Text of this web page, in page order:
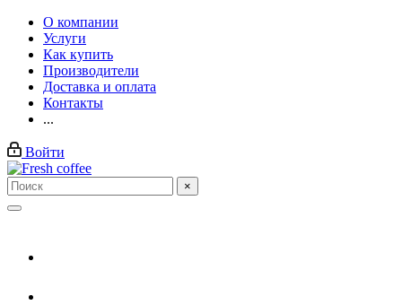
О компании
Услуги
Как купить
Производители
Доставка и оплата
Контакты
...
Войти
×